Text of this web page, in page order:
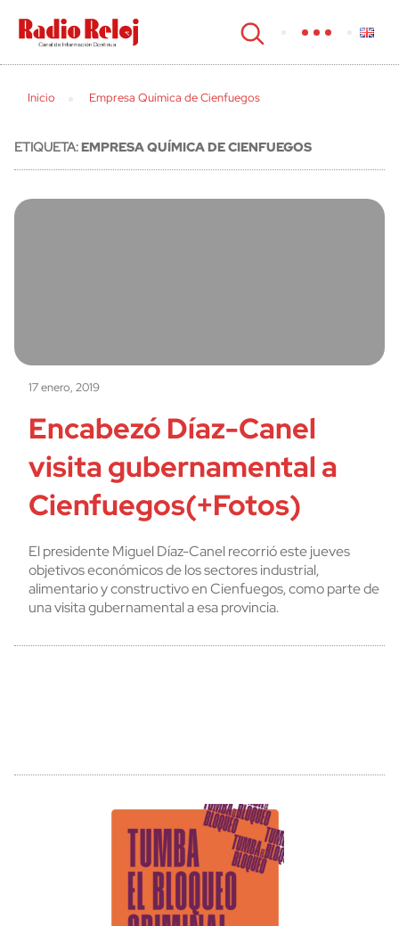
cerrar
Inicio Empresa Química de Cienfuegos
ETIQUETA:EMPRESA QUÍMICA DE CIENFUEGOS
17 enero, 2019
Encabezó Díaz-Canel
visita gubernamental a
Cienfuegos(+Fotos)
El presidente Miguel Díaz-Canel recorrió este jueves
objetivos económicos de los sectores industrial,
alimentario y constructivo en Cienfuegos, como parte de
una visita gubernamental a esa provincia.